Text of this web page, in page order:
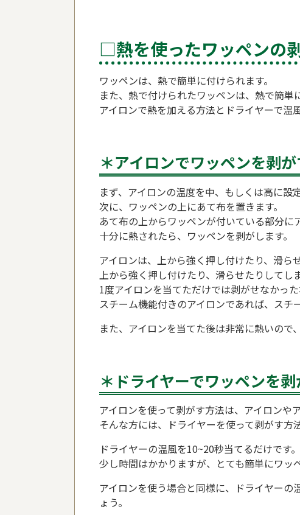
□熱を使ったワッペンの
ワッペンは、熱で簡単に付けられます。
また、熱で付けられたワッペンは、熱で簡単
アイロンで熱を加える方法とドライヤーで温
＊アイロンでワッペンを剥
まず、アイロンの温度を中、もしくは高に設
次に、ワッペンの上にあて布を置きます。
あて布の上からワッペンが付いている部分に
十分に熱されたら、ワッペンを剥がします。
アイロンは、上から強く押し付けたり、滑ら
上から強く押し付けたり、滑らせたりしてし
1度アイロンを当てただけでは剥がせなかっ
スチーム機能付きのアイロンであれば、スチ
また、アイロンを当てた後は非常に熱いので
＊ドライヤーでワッペンを
アイロンを使って剥がす方法は、アイロンや
そんな方には、ドライヤーを使って剥がす方
ドライヤーの温風を10~20秒当てるだけです。
少し時間はかかりますが、とても簡単にワッ
アイロンを使う場合と同様に、ドライヤー
ょう。